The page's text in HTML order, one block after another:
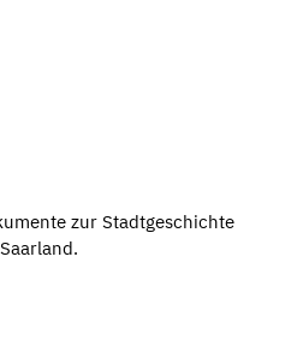
zur Stadtgeschichte